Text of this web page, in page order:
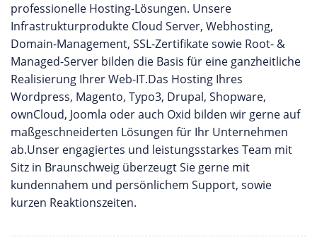
professionelle Hosting-Lösungen. Unsere
Infrastrukturprodukte Cloud Server, Webhosting,
Domain-Management, SSL-Zertifikate sowie Root- &
Managed-Server bilden die Basis für eine ganzheitliche
Realisierung Ihrer Web-IT.Das Hosting Ihres
Wordpress, Magento, Typo3, Drupal, Shopware,
ownCloud, Joomla oder auch Oxid bilden wir gerne auf
maßgeschneiderten Lösungen für Ihr Unternehmen
ab.Unser engagiertes und leistungsstarkes Team mit
Sitz in Braunschweig überzeugt Sie gerne mit
kundennahem und persönlichem Support, sowie
kurzen Reaktionszeiten.